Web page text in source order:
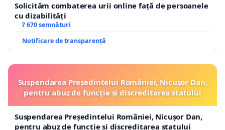
Solicităm combaterea urii online față de persoanele
cu dizabilități
7 670 semnături
Notificare de transparență
Suspendarea Președintelui României, Nicușor Dan,
pentru abuz de funcție și discreditarea statului
Suspendarea Președintelui României, Nicușor Dan,
pentru abuz de funcție și discreditarea statului